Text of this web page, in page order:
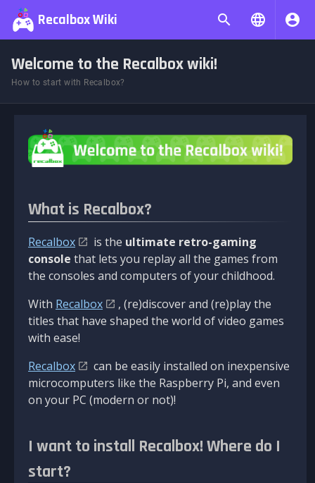
Recalbox Wiki
Welcome to the Recalbox wiki!
How to start with Recalbox?
What is Recalbox?
Recalbox is the ultimate retro-gaming
console that lets you replay all the games from
the consoles and computers of your childhood.
With Recalbox
, (re)discover and (re)play the
titles that have shaped the world of video games
with ease!
Recalbox
can be easily installed on inexpensive
microcomputers like the Raspberry Pi, and even
on your PC (modern or not)!
I want to install Recalbox! Where do I
start?